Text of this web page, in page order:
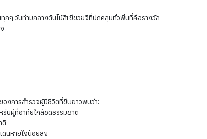
กๆ วันท่ามกลางต้นไม้สีเขียวขจีที่ปกคลุมทั่วพื้นที่คือรางวัล
องการสำรวจผู้มีชีวิตที่ยืนยาวพบว่า:
รับผู้ที่อาศัยใกล้ชิดธรรมชาติ
ติ
ดินหายใจน้อยลง